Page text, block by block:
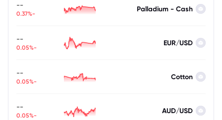
Palladium - Cash
--
-0.37%
EUR/USD
--
-0.05%
Cotton
--
-0.05%
AUD/USD
--
-0.05%